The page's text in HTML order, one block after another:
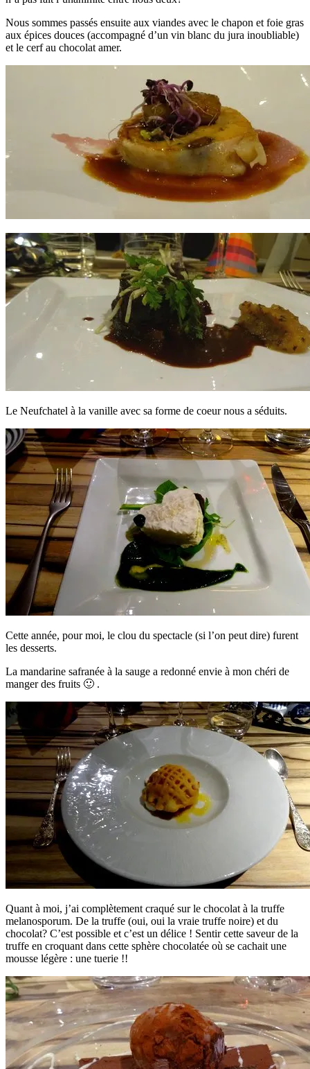
Nous sommes passés ensuite aux viandes avec le chapon et foie gras
aux épices douces (accompagné d’un vin blanc du jura inoubliable)
et le cerf au chocolat amer.
Le Neufchatel à la vanille avec sa forme de coeur nous a séduits.
Cette année, pour moi, le clou du spectacle (si l’on peut dire) furent
les desserts.
La mandarine safranée à la sauge a redonné envie à mon chéri de
manger des fruits 🙂 .
Quant à moi, j’ai complètement craqué sur le chocolat à la truffe
melanosporum. De la truffe (oui, oui la vraie truffe noire) et du
chocolat? C’est possible et c’est un délice ! Sentir cette saveur de la
truffe en croquant dans cette sphère chocolatée où se cachait une
mousse légère : une tuerie !!